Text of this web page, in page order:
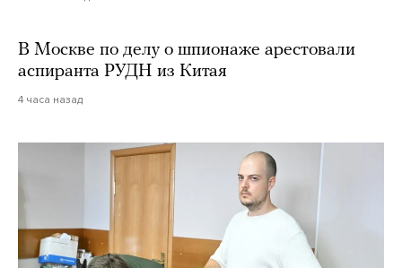
В Москве по делу о шпионаже арестовали
аспиранта РУДН из Китая
4 часа назад